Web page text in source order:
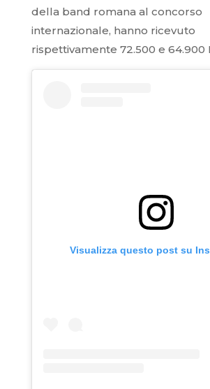
della band romana al concorso
internazionale, hanno ricevuto
rispettivamente 72.500 e 64.900
Visualizza questo post su